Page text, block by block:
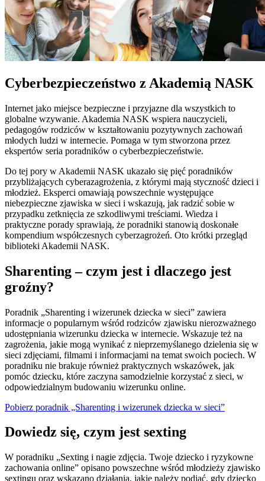
Cyberbezpieczeństwo z Akademią NASK
Internet jako miejsce bezpieczne i przyjazne dla wszystkich to
globalne wzywanie. Akademia NASK wspiera nauczycieli,
pedagogów rodziców w kształtowaniu pozytywnych zachowań
młodych ludzi w internecie. Pomaga w tym stworzona przez
ekspertów seria poradników o cyberbezpieczeństwie.
Do tej pory w Akademii NASK ukazało się pięć poradników
przybliżających cyberazagrożenia, z którymi mają styczność dzieci i
młodzież. Eksperci omawiają powszechnie występujące
niebezpieczne zjawiska w sieci i wskazują, jak radzić sobie w
przypadku zetknięcia ze szkodliwymi treściami. Wiedza i
praktyczne porady sprawiają, że poradniki stanowią doskonałe
kompendium współczesnych cyberzagrożeń. Oto krótki przegląd
biblioteki Akademii NASK.
Sharenting – czym jest i dlaczego jest
groźny?
Poradnik „Sharenting i wizerunek dziecka w sieci” zawiera
informacje o popularnym wśród rodziców zjawisku nierozważnego
udostępniania wizerunku dziecka w internecie. Wskazuje też na
zagrożenia, jakie mogą wynikać z nieprzemyślanego dzielenia się w
sieci zdjęciami, filmami i informacjami na temat swoich pociech. W
poradniku nie brakuje również praktycznych wskazówek, jak
pomóc dziecku, które zaczyna samodzielnie korzystać z sieci, w
odpowiedzialnym budowaniu wizerunku online.
Pobierz poradnik „Sharenting i wizerunek dziecka w sieci”
Dowiedz się, czym jest sexting
W poradniku „Sexting i nagie zdjęcia. Twoje dziecko i ryzykowne
zachowania online” opisano powszechne wśród młodzieży zjawisko
sextingu oraz wskazano działania, jakie należy podjąć, gdy dziecko